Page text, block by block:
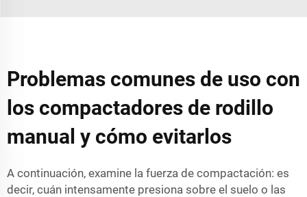
Problemas comunes de uso con
los compactadores de rodillo
manual y cómo evitarlos
A continuación, examine la fuerza de compactación: es
decir, cuán intensamente presiona sobre el suelo o las